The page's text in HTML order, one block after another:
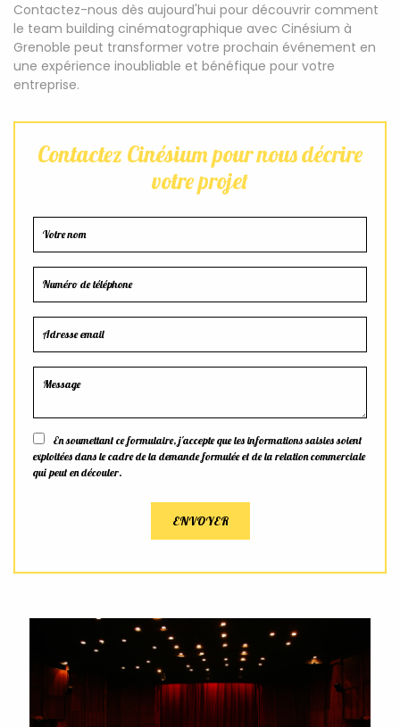
Contactez-nous dès aujourd'hui pour découvrir comment
le team building cinématographique avec Cinésium à
Grenoble peut transformer votre prochain événement en
une expérience inoubliable et bénéfique pour votre
entreprise.
Contactez Cinésium pour nous décrire
votre projet
En soumettant ce formulaire, j'accepte que les informations saisies soient
exploitées dans le cadre de la demande formulée et de la relation commerciale
qui peut en découler.